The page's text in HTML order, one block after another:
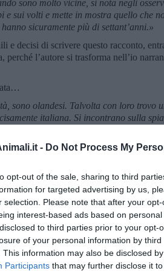
- Do Not Process My
opt-out of the sale, sharing to third
for targeted advertising by us,
selection. Please note that after your
interest-based ads based on
to third parties prior to your opt-
of your personal information by third
This information may also be disclosed
Participants that may further disclose it
sono molto vicine, si nota negli
sui volti e mette in mostra quello che
sicuramente più di settant’anni.»
e decisi di scrivere questo racconto,
perché l’autore si trasforma nell’io
sono olandesi. Talvolta con loro trovo
italiana. Si incontrano sulla
pelle, ancora fresca, testimonia di un
corretto, con simpatiche inflessioni di
riesco ad entrare nella periferia
con la stilografica sulla
al quale hanno abboccato, tutte e
se fossi uno scrittore.
Diciamo che mi diletto a cercare buone
modestia, da premio Pulitzer.»
nelle loro storie.
Le presentazioni furono fatte da